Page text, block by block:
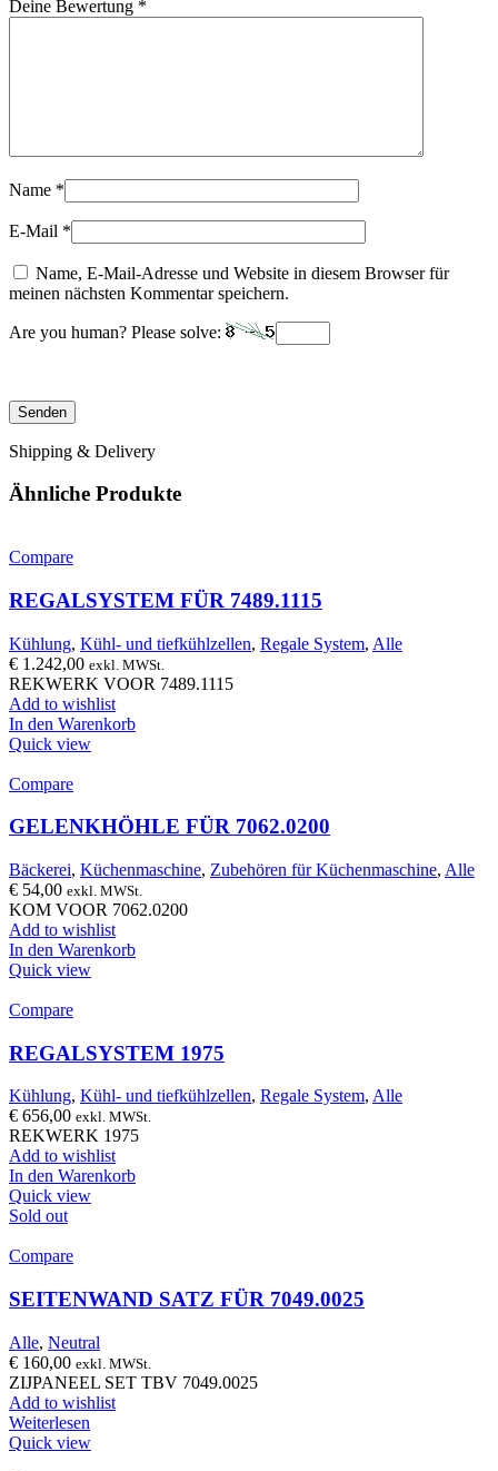
Deine Bewertung *
Name *
E-Mail *
Name, E-Mail-Adresse und Website in diesem Browser für
meinen nächsten Kommentar speichern.
Are you human? Please solve:
Shipping & Delivery
Ähnliche Produkte
Compare
REGALSYSTEM FÜR 7489.1115
Kühlung, Kühl- und tiefkühlzellen, Regale System, Alle
€ 1.242,00 exkl. MWSt.
REKWERK VOOR 7489.1115
Add to wishlist
In den Warenkorb
Quick view
Compare
GELENKHÖHLE FÜR 7062.0200
Bäckerei, Küchenmaschine, Zubehören für Küchenmaschine, Alle
€ 54,00 exkl. MWSt.
KOM VOOR 7062.0200
Add to wishlist
In den Warenkorb
Quick view
Compare
REGALSYSTEM 1975
Kühlung, Kühl- und tiefkühlzellen, Regale System, Alle
€ 656,00 exkl. MWSt.
REKWERK 1975
Add to wishlist
In den Warenkorb
Quick view
Sold out
Compare
SEITENWAND SATZ FÜR 7049.0025
Alle, Neutral
€ 160,00 exkl. MWSt.
ZIJPANEEL SET TBV 7049.0025
Add to wishlist
Weiterlesen
Quick view